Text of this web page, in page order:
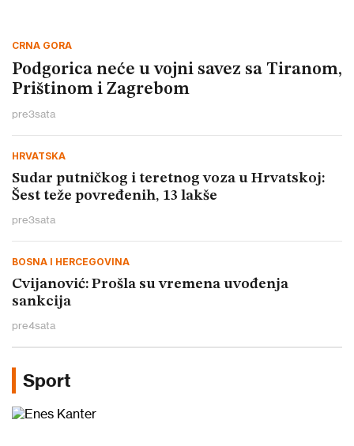
CRNA GORA
Podgorica neće u vojni savez sa Tiranom,
Prištinom i Zagrebom
pre3sata
HRVATSKA
Sudar putničkog i teretnog voza u Hrvatskoj:
Šest teže povređenih, 13 lakše
pre3sata
BOSNA I HERCEGOVINA
Cvijanović: Prošla su vremena uvođenja
sankcija
pre4sata
Sport